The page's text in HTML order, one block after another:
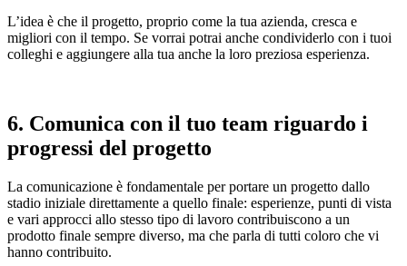
L’idea è che il progetto, proprio come la tua azienda, cresca e
migliori con il tempo. Se vorrai potrai anche condividerlo con i tuoi
colleghi e aggiungere alla tua anche la loro preziosa esperienza.
6. Comunica con il tuo team riguardo i
progressi del progetto
La comunicazione è fondamentale per portare un progetto dallo
stadio iniziale direttamente a quello finale: esperienze, punti di vista
e vari approcci allo stesso tipo di lavoro contribuiscono a un
prodotto finale sempre diverso, ma che parla di tutti coloro che vi
hanno contribuito.